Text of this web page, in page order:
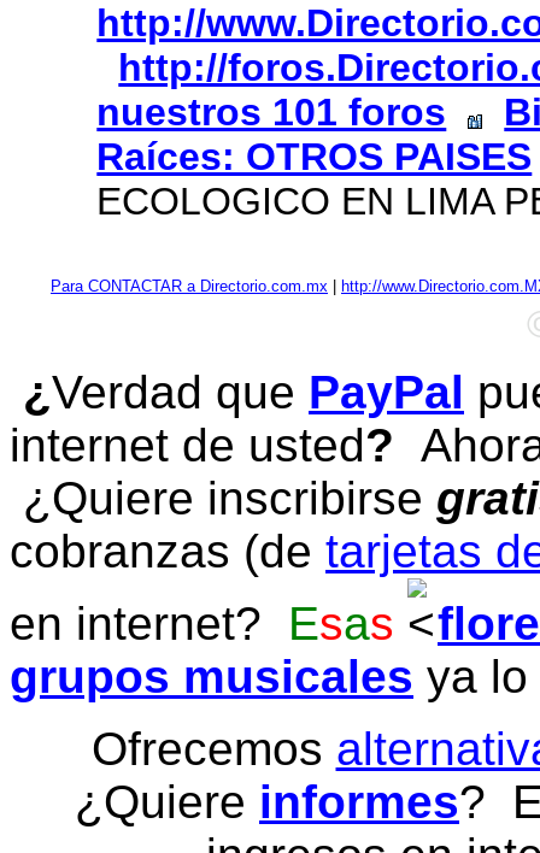
http://
http://
nuestros 101 foros
Raíces: OTROS PAISES
ECOLOGICO EN LIMA
Para CONTACTAR a Directorio.com.mx http://
¿Verdad que PayPal
internet de usted?
¿Quiere inscribirse
cobranzas (de tarjetas
en internet? Esas
grupos musicales ya
Ofrecemos
¿Quiere informes?